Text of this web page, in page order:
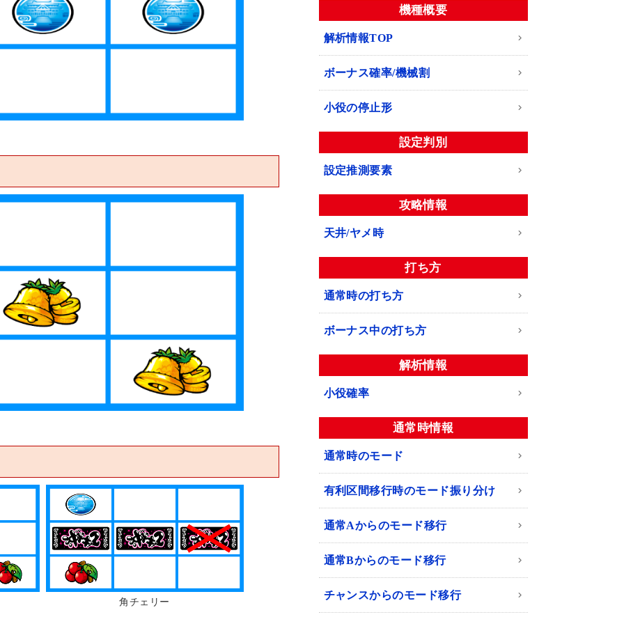
角チェリー
機種概要
解析情報TOP
ボーナス確率/機械割
小役の停止形
設定判別
設定推測要素
攻略情報
天井/ヤメ時
打ち方
通常時の打ち方
ボーナス中の打ち方
解析情報
小役確率
通常時情報
通常時のモード
有利区間移行時のモード振り分け
通常Aからのモード移行
通常Bからのモード移行
チャンスからのモード移行